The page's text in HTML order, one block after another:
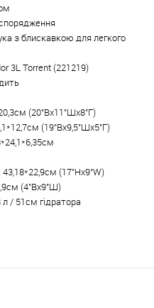
з блискавкою для легкого
3L Torrent (221219)
см (20"Вx11"Шx8"Г)
см (19"Вx9,5"Шx5"Г)
см
см (17"Hx9"W)
(4"Вx9"Ш)
/ 51см гідратора